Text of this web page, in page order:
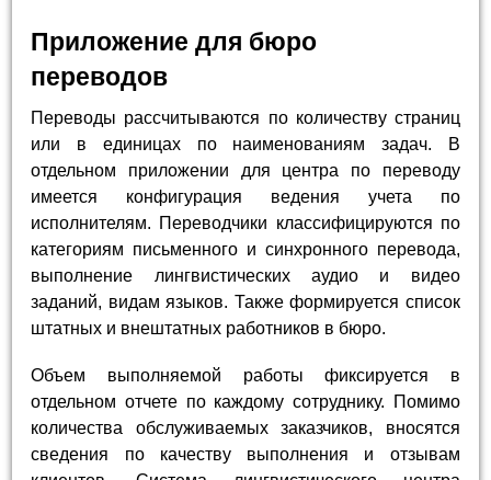
Приложение для бюро
переводов
Переводы рассчитываются по количеству страниц
или в единицах по наименованиям задач. В
отдельном приложении для центра по переводу
имеется конфигурация ведения учета по
исполнителям. Переводчики классифицируются по
категориям письменного и синхронного перевода,
выполнение лингвистических аудио и видео
заданий, видам языков. Также формируется список
штатных и внештатных работников в бюро.
Объем выполняемой работы фиксируется в
отдельном отчете по каждому сотруднику. Помимо
количества обслуживаемых заказчиков, вносятся
сведения по качеству выполнения и отзывам